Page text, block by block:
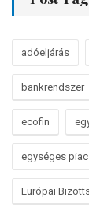
adóeljárás
bankrendszer
ecofin
egységes piac
Európai